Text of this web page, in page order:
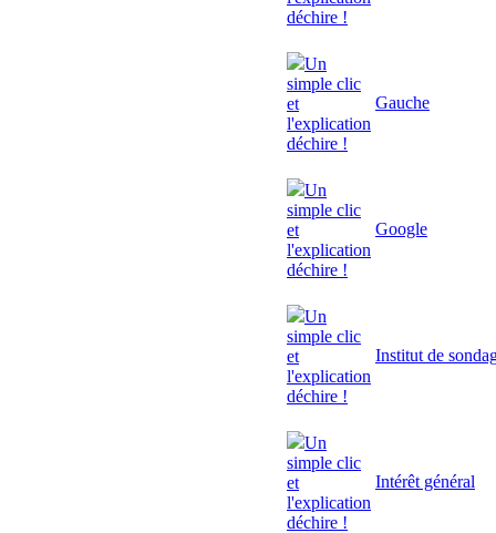
déchire !
Un
simple clic
et
l'explication
déchire !
Gauche
Un
simple clic
et
l'explication
déchire !
Google
Un
simple clic
et
l'explication
déchire !
Institut de
Un
simple clic
et
l'explication
déchire !
Intérêt général